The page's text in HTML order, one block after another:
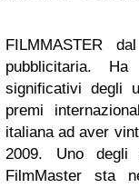
FILMMASTER
pubblicitaria.
significativi degli
premi
italiana ad aver
2009. Uno degli
FilmMaster sta